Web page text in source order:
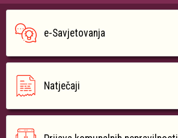
e-Savjetovanja
Natječaji